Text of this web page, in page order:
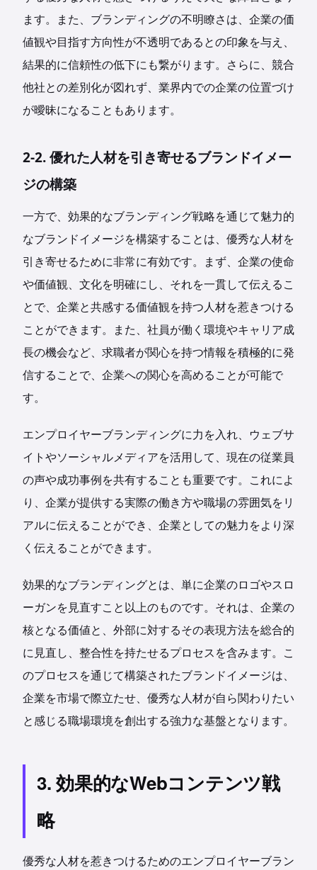
ます。また、ブランディングの不明瞭さは、企業の価
値観や目指す方向性が不透明であるとの印象を与え、
結果的に信頼性の低下にも繋がります。さらに、競合
他社との差別化が図れず、業界内での企業の位置づけ
が曖昧になることもあります。
2-2. 優れた人材を引き寄せるブランドイメー
ジの構築
一方で、効果的なブランディング戦略を通じて魅力的
なブランドイメージを構築することは、優秀な人材を
引き寄せるために非常に有効です。まず、企業の使命
や価値観、文化を明確にし、それを一貫して伝えるこ
とで、企業と共感する価値観を持つ人材を惹きつける
ことができます。また、社員が働く環境やキャリア成
長の機会など、求職者が関心を持つ情報を積極的に発
信することで、企業への関心を高めることが可能で
す。
エンプロイヤーブランディングに力を入れ、ウェブサ
イトやソーシャルメディアを活用して、現在の従業員
の声や成功事例を共有することも重要です。これによ
り、企業が提供する実際の働き方や職場の雰囲気をリ
アルに伝えることができ、企業としての魅力をより深
く伝えることができます。
効果的なブランディングとは、単に企業のロゴやスロ
ーガンを見直すこと以上のものです。それは、企業の
核となる価値と、外部に対するその表現方法を総合的
に見直し、整合性を持たせるプロセスを含みます。こ
のプロセスを通じて構築されたブランドイメージは、
企業を市場で際立たせ、優秀な人材が自ら関わりたい
と感じる職場環境を創出する強力な基盤となります。
3. 効果的なWebコンテンツ戦
略
優秀な人材を惹きつけるためのエンプロイヤーブラン